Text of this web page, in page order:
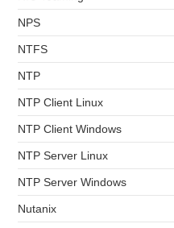
NPS
NTFS
NTP
NTP Client Linux
NTP Client Windows
NTP Server Linux
NTP Server Windows
Nutanix